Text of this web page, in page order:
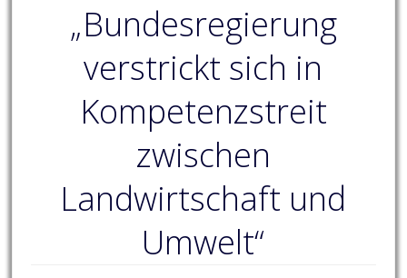
„Bundesregierung
verstrickt sich in
Kompetenzstreit
zwischen
Landwirtschaft und
Umwelt“